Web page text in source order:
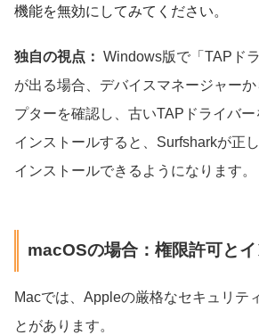
機能を無効にしてみてください。
独自の視点： Windows版で「TAPド
が出る場合、デバイスマネージャー
プターを確認し、古いTAPドライバ
インストールすると、Surfsharkが正
インストールできるようになります。
macOSの場合：権限許可と
Macでは、Appleの厳格なセキュリテ
とがあります。